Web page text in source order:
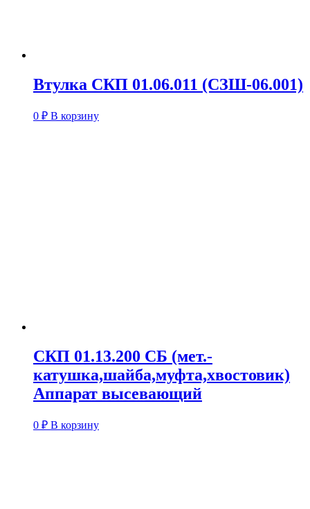
Втулка СКП 01.06.011 (СЗШ-06.001)
0 ₽ В корзину
СКП 01.13.200 СБ (мет.-
катушка,шайба,муфта,хвостовик)
Аппарат высевающий
0 ₽ В корзину